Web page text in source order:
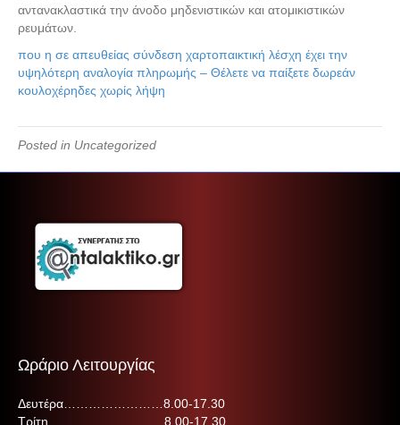
αντανακλαστικά την άνοδο μηδενιστικών και ατομικιστικών
ρευμάτων.
που η σε απευθείας σύνδεση χαρτοπαικτική λέσχη έχει την
υψηλότερη αναλογία πληρωμής – Θέλετε να παίξετε δωρεάν
κουλοχέρηδες χωρίς λήψη
Posted in Uncategorized
Ωράριο Λειτουργίας
Δευτέρα……………………8.00-17.30
Τρίτη……………………….8.00-17.30